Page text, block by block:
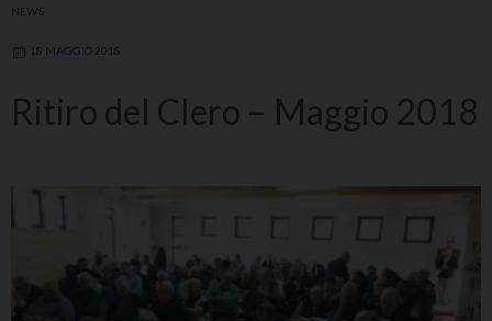
NEWS
18 MAGGIO 2018
Ritiro del Clero – Maggio 2018